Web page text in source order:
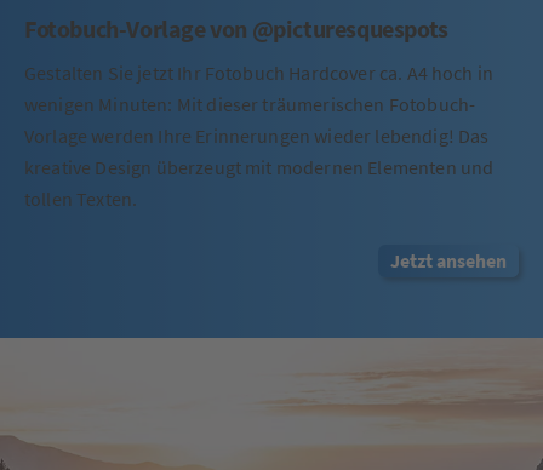
Fotobuch-Vorlage von @picturesquespots
Gestalten Sie jetzt Ihr Fotobuch Hardcover ca. A4 hoch in
wenigen Minuten: Mit dieser träumerischen Fotobuch-
Vorlage werden Ihre Erinnerungen wieder lebendig! Das
kreative Design überzeugt mit modernen Elementen und
tollen Texten.
Jetzt ansehen